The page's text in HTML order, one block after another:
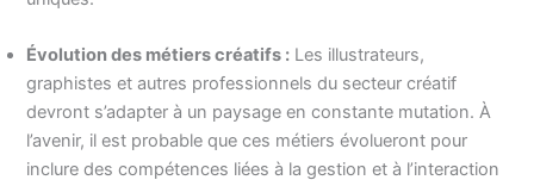
Évolution des métiers créatifs : Les illustrateurs,
graphistes et autres professionnels du secteur créatif
devront s’adapter à un paysage en constante mutation. À
l’avenir, il est probable que ces métiers évolueront pour
inclure des compétences liées à la gestion et à l’interaction